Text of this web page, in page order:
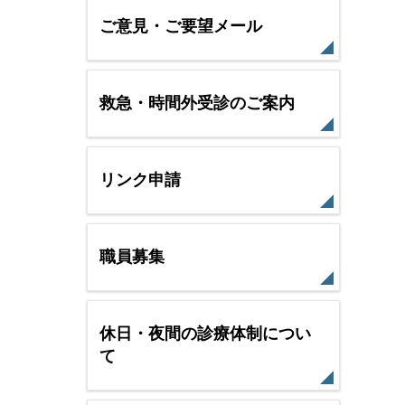
ご意見・ご要望メール
救急・時間外受診のご案内
リンク申請
職員募集
休日・夜間の診療体制につい
て